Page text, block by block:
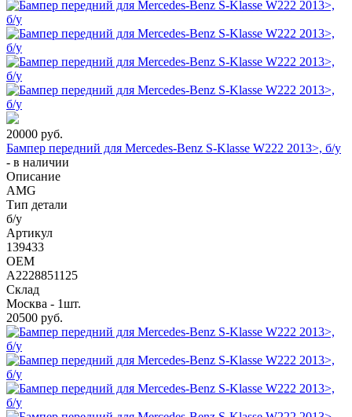
20000 руб.
Бампер передний для Mercedes-Benz S-Klasse W222 2013>, б/у
- в наличии
Описание
AMG
Тип детали
б/у
Артикул
139433
OEM
A2228851125
Склад
Москва - 1шт.
20500 руб.